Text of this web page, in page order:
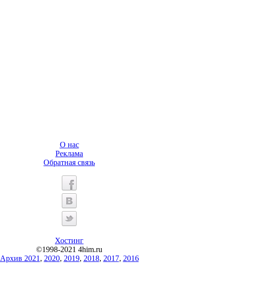
О нас
Реклама
Обратная связь
Хостинг
©1998-2021 4him.ru
Архив 2021 , 2020, 2019, 2018, 2017, 2016